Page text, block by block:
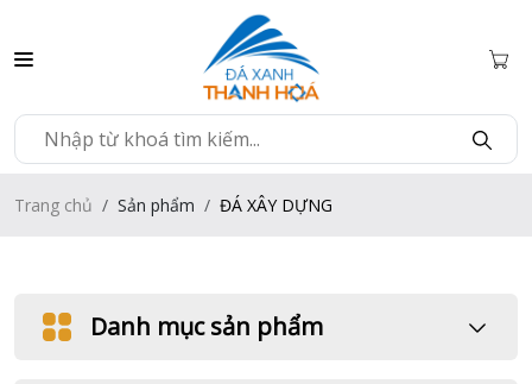
Trang chủ Sản phẩm ĐÁ XÂY DỰNG
Danh mục sản phẩm